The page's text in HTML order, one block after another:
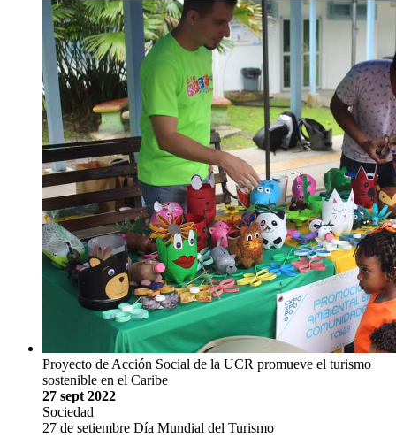
Proyecto de Acción Social de la UCR promueve el turismo
sostenible en el Caribe
27 sept 2022
Sociedad
27 de setiembre Día Mundial del Turismo